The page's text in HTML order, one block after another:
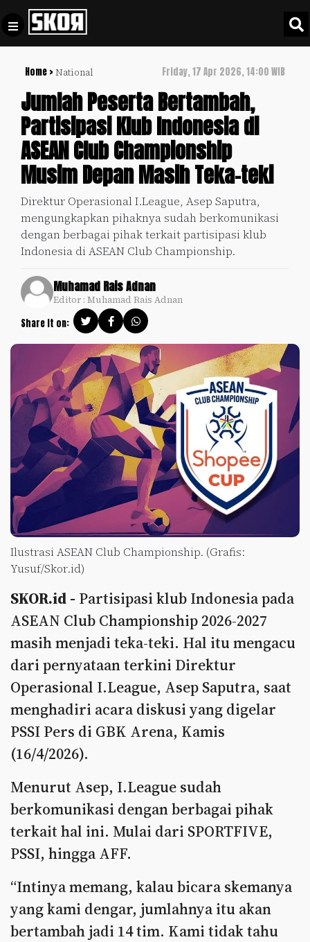
Home > National Friday, 17 Apr 2026, 14:00 WIB
Jumlah Peserta Bertambah,
Partisipasi Klub Indonesia di
ASEAN Club Championship
Musim Depan Masih Teka-teki
Direktur Operasional I.League, Asep Saputra,
mengungkapkan pihaknya sudah berkomunikasi
dengan berbagai pihak terkait partisipasi klub
Indonesia di ASEAN Club Championship.
Muhamad Rais Adnan
Editor : Muhamad Rais Adnan
Share it on:
Ilustrasi ASEAN Club Championship. (Grafis:
Yusuf/Skor.id)
SKOR.id - Partisipasi klub Indonesia pada
ASEAN Club Championship 2026-2027
masih menjadi teka-teki. Hal itu mengacu
dari pernyataan terkini Direktur
Operasional I.League, Asep Saputra, saat
menghadiri acara diskusi yang digelar
PSSI Pers di GBK Arena, Kamis
(16/4/2026).
Menurut Asep, I.League sudah
berkomunikasi dengan berbagai pihak
terkait hal ini. Mulai dari SPORTFIVE,
PSSI, hingga AFF.
“Intinya memang, kalau bicara skemanya
yang kami dengar, jumlahnya itu akan
bertambah jadi 14 tim. Kami tidak tahu
Football +
Culture +
Sports
Update
+
Timnas
Indonesia
SPECIAL
Video
Policy
Pedoman
Pemberitaan
Media
Siber
Disclaimer
Tentang
Kami